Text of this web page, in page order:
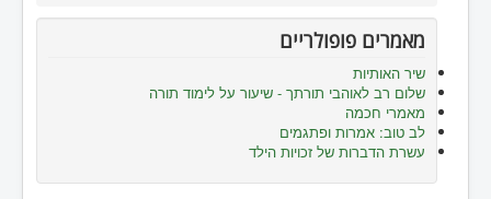
מאמרים פופולריים
שיר האותיות
שלום רב לאוהבי תורתך - שיעור על לימוד תורה
מאמרי חכמה
לב טוב: אמרות ופתגמים
עשרת הדברות של זכויות הילד